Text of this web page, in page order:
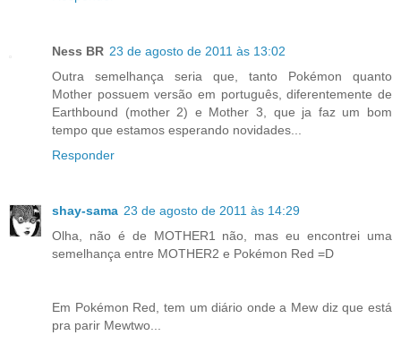
Ness BR 23 de agosto de 2011 às 13:02
Outra semelhança seria que, tanto Pokémon quanto
Mother possuem versão em português, diferentemente de
Earthbound (mother 2) e Mother 3, que ja faz um bom
tempo que estamos esperando novidades...
Responder
shay-sama 23 de agosto de 2011 às 14:29
Olha, não é de MOTHER1 não, mas eu encontrei uma
semelhança entre MOTHER2 e Pokémon Red =D
Em Pokémon Red, tem um diário onde a Mew diz que está
pra parir Mewtwo...